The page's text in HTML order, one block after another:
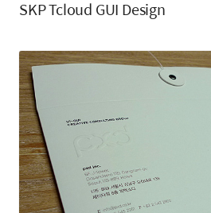
SKP Tcloud GUI Design